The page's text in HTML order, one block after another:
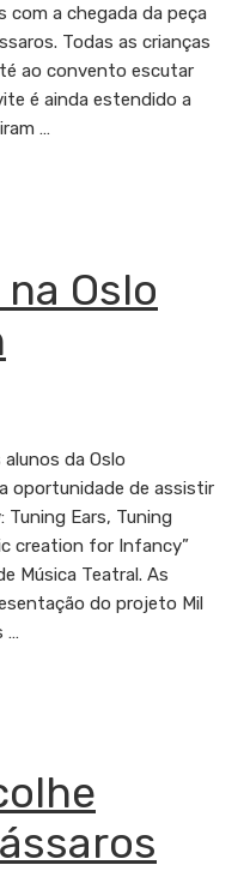
com a chegada da peça
Todas as crianças
ao convento escutar
é ainda estendido a
…
Oslo
da Oslo
oportunidade de assistir
Ears, Tuning
creation for Infancy”
Música Teatral. As
do projeto Mil
…